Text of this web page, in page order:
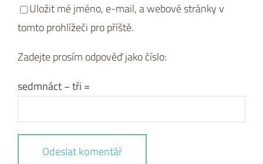
Uložit mé jméno, e-mail, a webové stránky v
tomto prohlížeči pro příště.
Zadejte prosím odpověď jako číslo:
sedmnáct − tři =